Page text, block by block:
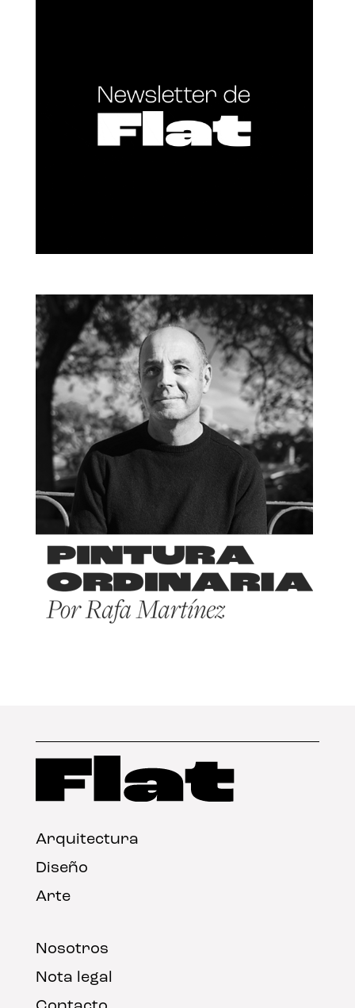
Arquitectura
Diseño
Arte
Nosotros
Nota legal